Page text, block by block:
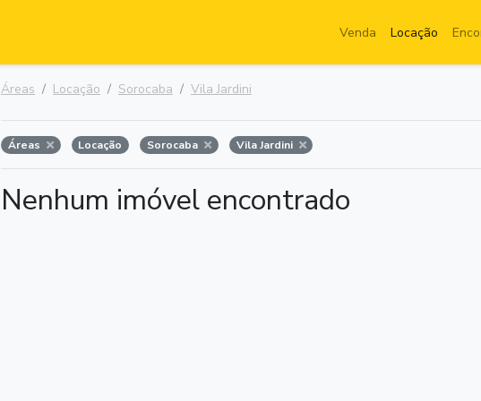
Venda Locação
Áreas Locação Sorocaba Vila Jardini
Áreas Locação Sorocaba Vila Jardini
Nenhum imóvel encontrado